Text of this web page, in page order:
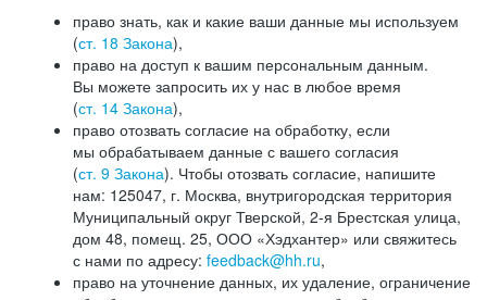
право знать, как и какие ваши данные мы используем
(ст. 18 Закона),
право на доступ к вашим персональным данным.
Вы можете запросить их у нас в любое время
(ст. 14 Закона),
право отозвать согласие на обработку, если
мы обрабатываем данные с вашего согласия
(ст. 9 Закона). Чтобы отозвать согласие, напишите
нам: 125047, г. Москва, внутригородская территория
Муниципальный округ Тверской, 2-я Брестская улица,
дом 48, помещ. 25, ООО «Хэдхантер» или свяжитесь
с нами по адресу: feedback@hh.ru,
право на уточнение данных, их удаление, ограничение